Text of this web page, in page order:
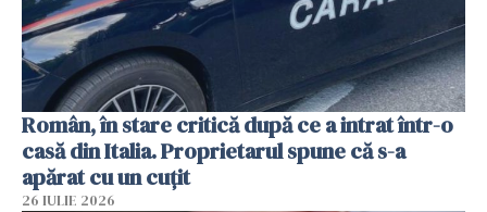
Român, în stare critică după ce a intrat într-o
casă din Italia. Proprietarul spune că s-a
apărat cu un cuțit
26 IULIE 2026